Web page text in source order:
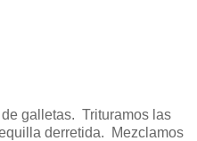
galletas. Trituramos las
derretida. Mezclamos